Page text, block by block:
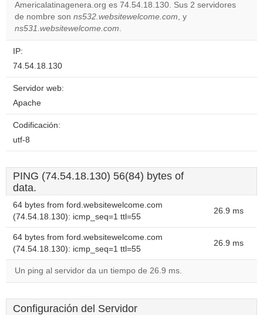
website?
Americalatinagenera.org es 74.54.18.130. Sus 2 servidores
de nombre son ns532.websitewelcome.com, y
ns531.websitewelcome.com.
IP:
74.54.18.130
Servidor web:
Apache
Codificación:
utf-8
PING (74.54.18.130) 56(84) bytes of
data.
64 bytes from ford.websitewelcome.com
(74.54.18.130): icmp_seq=1 ttl=55
26.9 ms
64 bytes from ford.websitewelcome.com
(74.54.18.130): icmp_seq=1 ttl=55
26.9 ms
Un ping al servidor da un tiempo de 26.9 ms.
Configuración del Servidor